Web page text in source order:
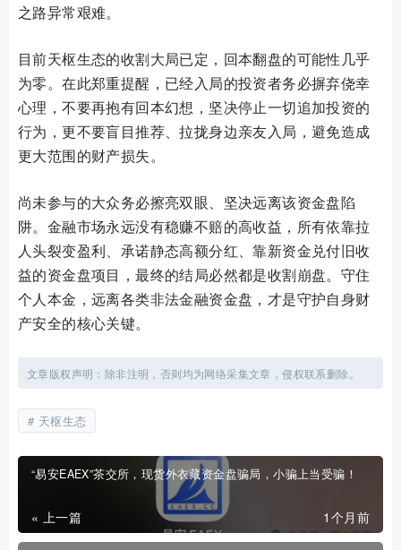
之路异常艰难。
目前天枢生态的收割大局已定，回本翻盘的可能性几乎
为零。在此郑重提醒，已经入局的投资者务必摒弃侥幸
心理，不要再抱有回本幻想，坚决停止一切追加投资的
行为，更不要盲目推荐、拉拢身边亲友入局，避免造成
更大范围的财产损失。
尚未参与的大众务必擦亮双眼、坚决远离该资金盘陷
阱。金融市场永远没有稳赚不赔的高收益，所有依靠拉
人头裂变盈利、承诺静态高额分红、靠新资金兑付旧收
益的资金盘项目，最终的结局必然都是收割崩盘。守住
个人本金，远离各类非法金融资金盘，才是守护自身财
产安全的核心关键。
文章版权声明：除非注明，否则均为网络采集文章，侵权联系删除。
天枢生态
“易安EAEX”茶交所，现货外衣藏资金盘骗局，小骗上当受骗！
« 上一篇 1个月前